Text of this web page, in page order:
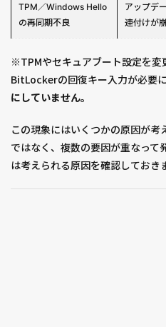
TPM／Windows Hello
の再同期不良
アップデ
連付けが
※TPMやセキュアブート設定を変
BitLockerの回復キー入力が必要に
にしていません。
この現象にはいくつかの原因が
ではなく、複数の要因が重なって
は考えられる原因を確認しておき